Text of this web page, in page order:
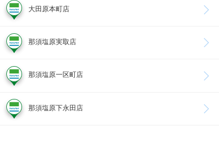
大田原本町店
那須塩原実取店
那須塩原一区町店
那須塩原下永田店